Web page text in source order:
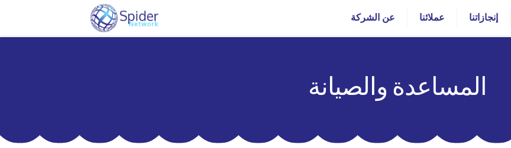
عن الشركة عملائنا إنجازاتنا
المساعدة والصيانة